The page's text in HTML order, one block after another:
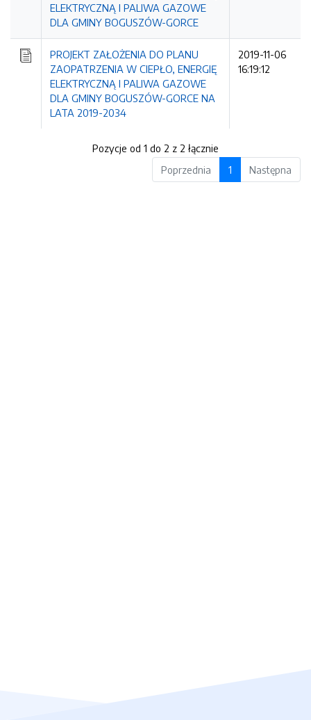
ELEKTRYCZNĄ I PALIWA GAZOWE
DLA GMINY BOGUSZÓW-GORCE
PROJEKT ZAŁOŻENIA DO PLANU
ZAOPATRZENIA W CIEPŁO, ENERGIĘ
ELEKTRYCZNĄ I PALIWA GAZOWE
DLA GMINY BOGUSZÓW-GORCE NA
LATA 2019-2034
2019-11-06
16:19:12
Pozycje od 1 do 2 z 2 łącznie
Poprzednia
1 Następna